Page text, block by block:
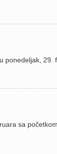
ponedeljak, 29.
sa